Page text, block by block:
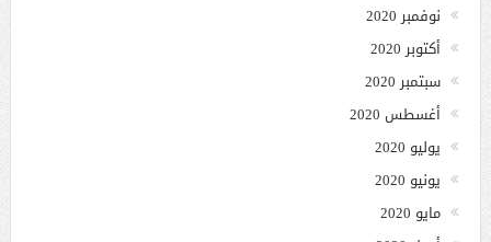
نوفمبر 2020
أكتوبر 2020
سبتمبر 2020
أغسطس 2020
يوليو 2020
يونيو 2020
مايو 2020